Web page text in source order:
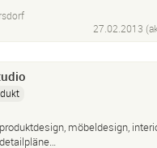
27.02.2013
produktdesign, möbeldesign,
detailpläne…